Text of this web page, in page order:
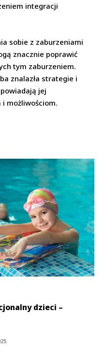
integracji
sobie z zaburzeniami
znacznie poprawić
tym zaburzeniem.
znalazła strategie i
jej
możliwościom.
dzieci –